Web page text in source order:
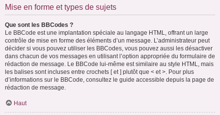
Mise en forme et types de sujets
Que sont les BBCodes ?
Le BBCode est une implantation spéciale au langage HTML, offrant un large
contrôle de mise en forme des éléments d’un message. L’administrateur peut
décider si vous pouvez utiliser les BBCodes, vous pouvez aussi les désactiver
dans chacun de vos messages en utilisant l’option appropriée du formulaire de
rédaction de message. Le BBCode lui-même est similaire au style HTML, mais
les balises sont incluses entre crochets [ et ] plutôt que < et >. Pour plus
d’informations sur le BBCode, consultez le guide accessible depuis la page de
rédaction de message.
Haut